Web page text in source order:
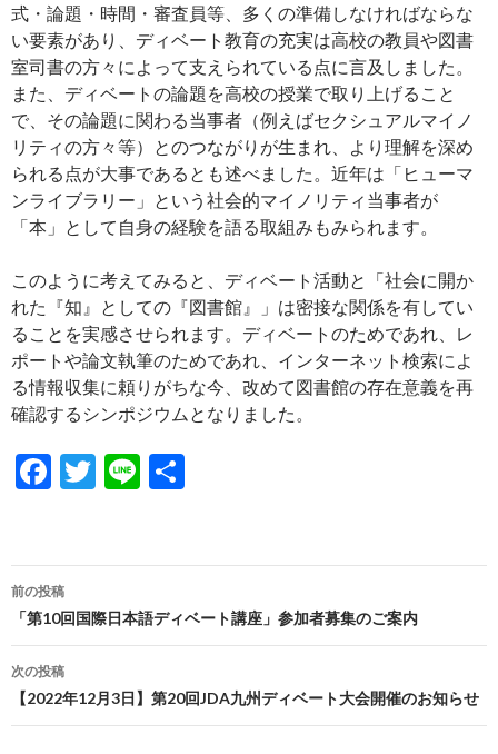
式・論題・時間・審査員等、多くの準備しなければならな
い要素があり、ディベート教育の充実は高校の教員や図書
室司書の方々によって支えられている点に言及しました。
また、ディベートの論題を高校の授業で取り上げること
で、その論題に関わる当事者（例えばセクシュアルマイノ
リティの方々等）とのつながりが生まれ、より理解を深め
られる点が大事であるとも述べました。近年は「ヒューマ
ンライブラリー」という社会的マイノリティ当事者が
「本」として自身の経験を語る取組みもみられます。
このように考えてみると、ディベート活動と「社会に開か
れた『知』としての『図書館』」は密接な関係を有してい
ることを実感させられます。ディベートのためであれ、レ
ポートや論文執筆のためであれ、インターネット検索によ
る情報収集に頼りがちな今、改めて図書館の存在意義を再
確認するシンポジウムとなりました。
F
b
o
o
k
T
er
Li
投
稿
ナ
ビ
ゲ
前の投稿
「第10回国際日本語ディベート講座」参加者募集のご案内
次の投稿
【2022年12月3日】第20回JDA九州ディベート大会開催のお知らせ